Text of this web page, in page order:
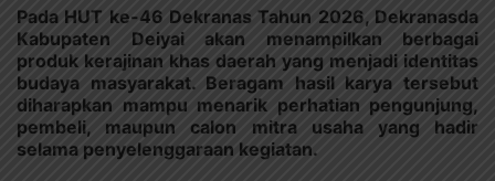
Pada HUT ke-46 Dekranas Tahun 2026, Dekranasda
Kabupaten Deiyai akan menampilkan berbagai
produk kerajinan khas daerah yang menjadi identitas
budaya masyarakat. Beragam hasil karya tersebut
diharapkan mampu menarik perhatian pengunjung,
pembeli, maupun calon mitra usaha yang hadir
selama penyelenggaraan kegiatan.